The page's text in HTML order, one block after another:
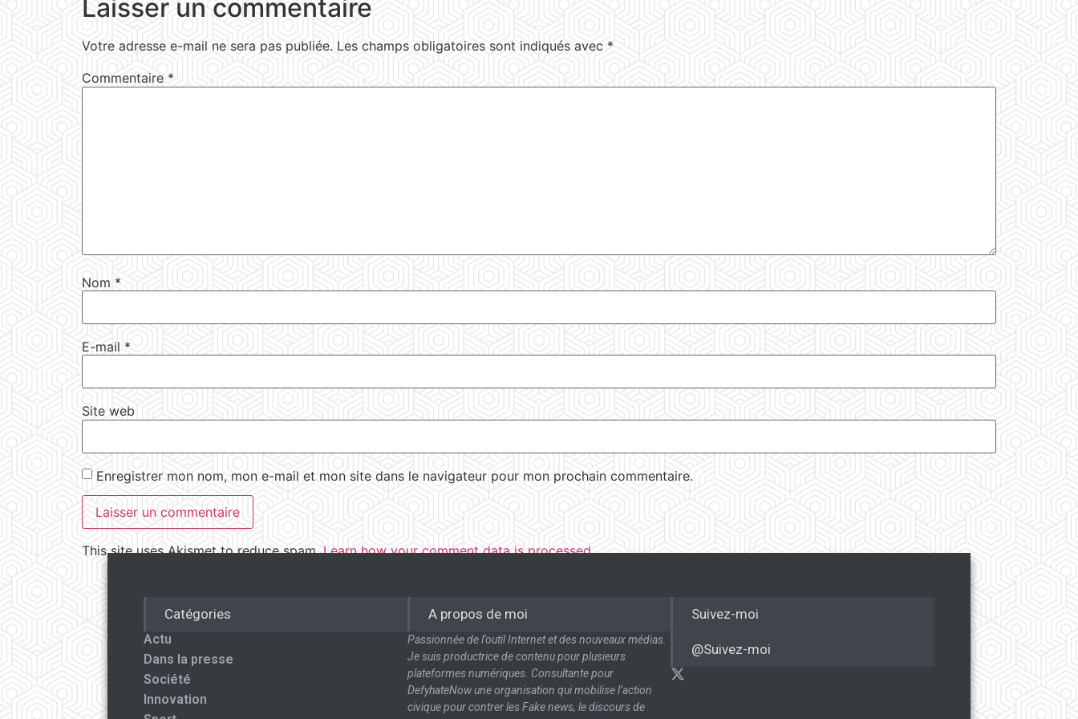
Laisser un commentaire
Votre adresse e-mail ne sera pas publiée. Les champs obligatoires sont indiqués avec *
Commentaire *
Nom *
E-mail *
Site web
Enregistrer mon nom, mon e-mail et mon site dans le navigateur pour mon prochain commentaire.
This site uses Akismet to reduce spam.Learn how your comment data is processed.
Catégories
Actu
Dans la presse
Société
Innovation
A propos de moi
Passionnée de l’outil Internet et des nouveaux médias.
Je suis productrice de contenu pour plusieurs
plateformes numériques. Consultante pour
DefyhateNow une organisation qui mobilise l’action
civique pour contrer les Fake news, le discours de
Suivez-moi
@Suivez-moi